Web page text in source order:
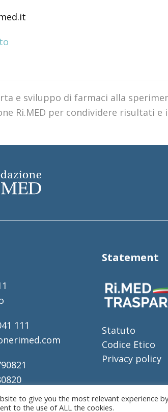
e sviluppo di farmaci alla
Ri.MED per condividere risultati
111
Statement
Statuto
Codice Etico
Privacy policy
to give you the most relevant experience
to the use of ALL the cookies.